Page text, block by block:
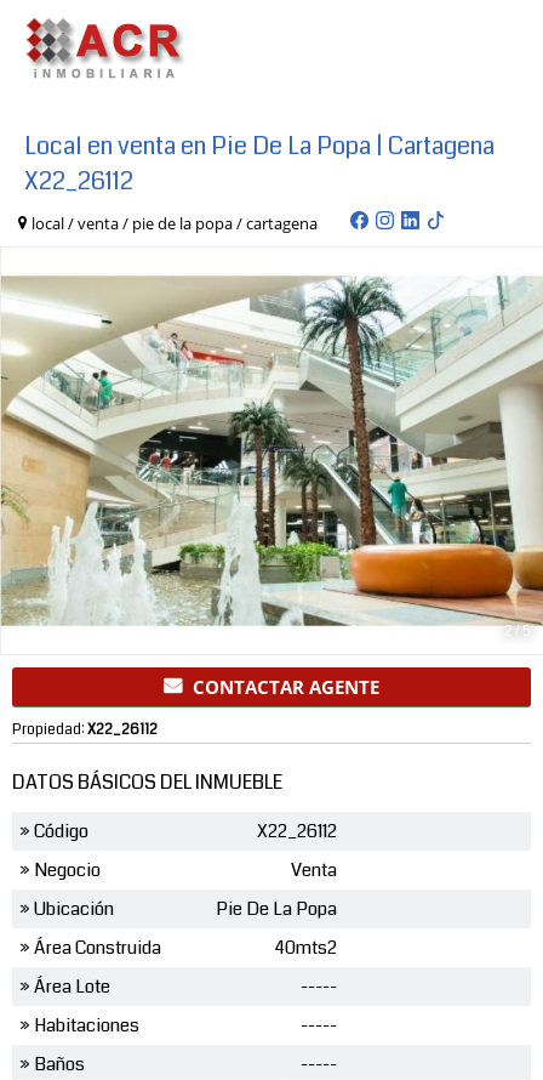
Local en venta en Pie De La Popa | Cartagena
X22_26112
local / venta / pie de la popa / cartagena
2/5
CONTACTAR AGENTE
Propiedad:X22_26112
DATOS BÁSICOS DEL INMUEBLE
» Código
X22_26112
» Negocio
Venta
» Ubicación
Pie De La Popa
» Área Construida
40mts2
» Área Lote
-----
» Habitaciones
-----
» Baños
-----